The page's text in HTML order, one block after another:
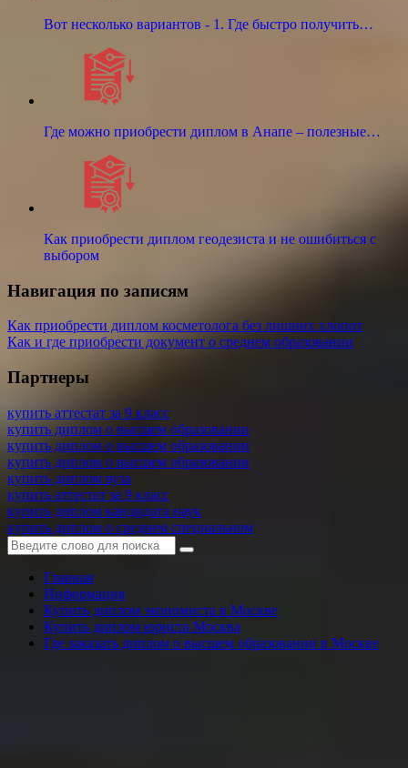
Вот несколько вариантов - 1. Где быстро получить…
Где можно приобрести диплом в Анапе – полезные…
Как приобрести диплом геодезиста и не ошибиться с
выбором
Навигация по записям
Как приобрести диплом косметолога без лишних хлопот
Как и где приобрести документ о среднем образовании
Партнеры
купить аттестат за 9 класс
купить диплом о высшем образовании
купить диплом о высшем образовании
купить диплом о высшем образовании
купить диплом вуза
купить аттестат за 9 класс
купить диплом кандидата наук
купить диплом о среднем специальном
Главная
Информация
Купить диплом экономиста в Москве
Купить диплом юриста Москва
Где заказать диплом о высшем образовании в Москве